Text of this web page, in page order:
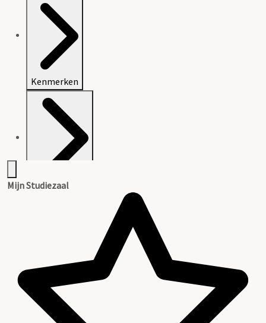
Kenmerken
Openbaarheid
Inleiding
Mijn Studiezaal